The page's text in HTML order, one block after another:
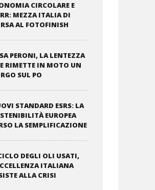
CIRCOLARE E
MEZZA ITALIA DI
AL FOTOFINISH
PERONI, LA LENTEZZA
RIMETTE IN MOTO UN
SUL PO
STANDARD ESRS: LA
EUROPEA
LA SEMPLIFICAZIONE
DEGLI OLI USATI,
ITALIANA
ALLA CRISI